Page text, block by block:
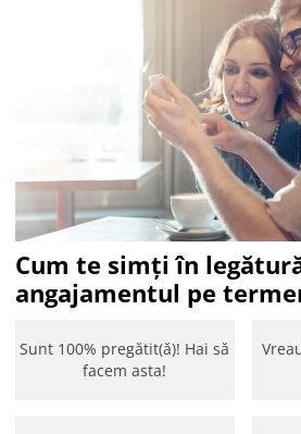
Cum te simți în
angajamentul pe
Sunt 100% pregătit(ă)! Hai să
facem asta!